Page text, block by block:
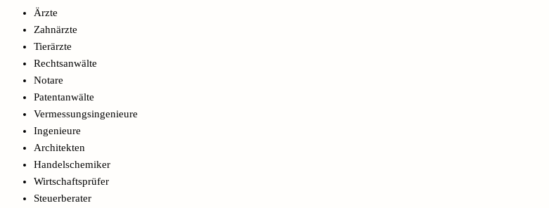
Ärzte
Zahnärzte
Tierärzte
Rechtsanwälte
Notare
Patentanwälte
Vermessungsingenieure
Ingenieure
Architekten
Handelschemiker
Wirtschaftsprüfer
Steuerberater